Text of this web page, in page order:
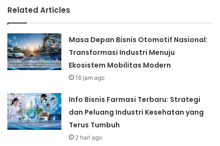
Related Articles
Masa Depan Bisnis Otomotif Nasional:
Transformasi Industri Menuju
Ekosistem Mobilitas Modern
16 jam ago
Info Bisnis Farmasi Terbaru: Strategi
dan Peluang Industri Kesehatan yang
Terus Tumbuh
2 hari ago